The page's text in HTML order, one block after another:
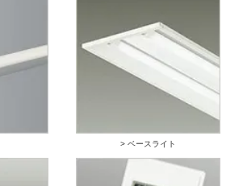
> ベースライト